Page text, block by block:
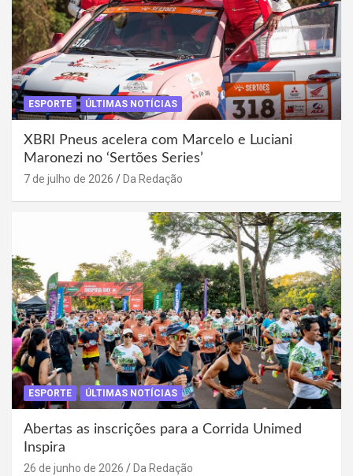
ESPORTE ÚLTIMAS NOTÍCIAS
XBRI Pneus acelera com Marcelo e Luciani
Maronezi no ‘Sertões Series’
7 de julho de 2026 Da Redação
ESPORTE ÚLTIMAS NOTÍCIAS
Abertas as inscrições para a Corrida Unimed
Inspira
26 de junho de 2026 Da Redação